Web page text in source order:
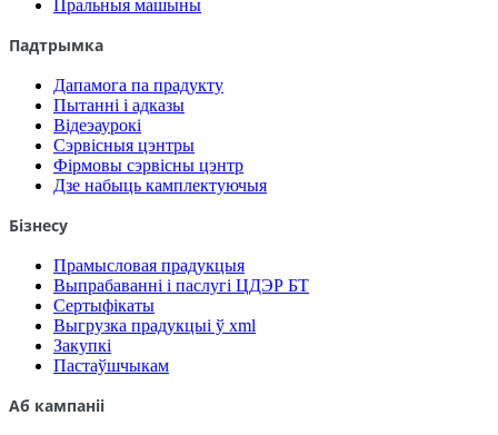
Пральныя машыны
Падтрымка
Дапамога па прадукту
Пытанні і адказы
Відеэаурокі
Сэрвісныя цэнтры
Фірмовы сэрвісны цэнтр
Дзе набыць камплектуючыя
Бізнесу
Прамысловая прадукцыя
Выпрабаванні і паслугі ЦДЭР БТ
Сертыфікаты
Выгрузка прадукцыі ў xml
Закупкі
Пастаўшчыкам
Аб кампаніі